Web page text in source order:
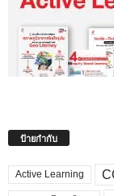
ป้ายกำกับ
Active Learning